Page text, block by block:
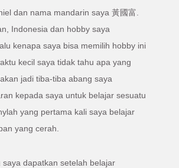
dan nama mandarin saya 黃國富.
Indonesia dan hobby saya
kenapa saya bisa memilih hobby ini
kecil saya tidak tahu apa yang
jadi tiba-tiba abang saya
kepada saya untuk belajar sesuatu
yang pertama kali saya belajar
yang cerah.
saya dapatkan setelah belajar